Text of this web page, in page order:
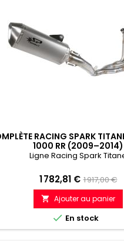
RACING SPARK
1000 RR (2009–2014)
Ligne Racing Spark
Prix
1 782,81 € Prix
de
référence
1 917,00 €
 Ajouter au panier
 En stock